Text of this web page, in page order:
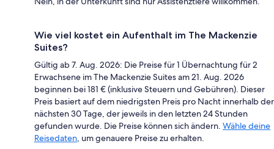
Wie viel kostet ein Aufenthalt im The Mackenzie
Suites?
Gültig ab 7. Aug. 2026: Die Preise für 1 Übernachtung für 2
Erwachsene im The Mackenzie Suites am 21. Aug. 2026
beginnen bei 181 € (inklusive Steuern und Gebühren). Dieser
Preis basiert auf dem niedrigsten Preis pro Nacht innerhalb der
nächsten 30 Tage, der jeweils in den letzten 24 Stunden
gefunden wurde. Die Preise können sich ändern. Wähle deine
Reisedaten, um genauere Preise zu erhalten.